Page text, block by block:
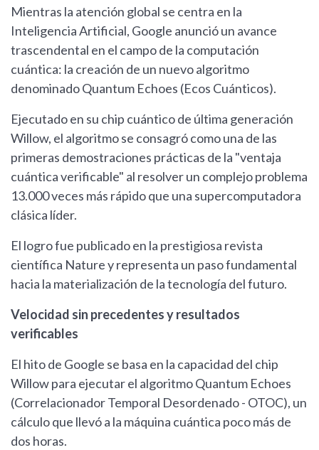
Mientras la atención global se centra en la
Inteligencia Artificial, Google anunció un avance
trascendental en el campo de la computación
cuántica: la creación de un nuevo algoritmo
denominado Quantum Echoes (Ecos Cuánticos).
Ejecutado en su chip cuántico de última generación
Willow, el algoritmo se consagró como una de las
primeras demostraciones prácticas de la "ventaja
cuántica verificable" al resolver un complejo problema
13.000 veces más rápido que una supercomputadora
clásica líder.
El logro fue publicado en la prestigiosa revista
científica Nature y representa un paso fundamental
hacia la materialización de la tecnología del futuro.
Velocidad sin precedentes y resultados
verificables
El hito de Google se basa en la capacidad del chip
Willow para ejecutar el algoritmo Quantum Echoes
(Correlacionador Temporal Desordenado - OTOC), un
cálculo que llevó a la máquina cuántica poco más de
dos horas.